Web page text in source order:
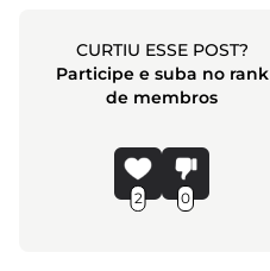
CURTIU ESSE POST?
Participe e suba no rank
de membros
2 0